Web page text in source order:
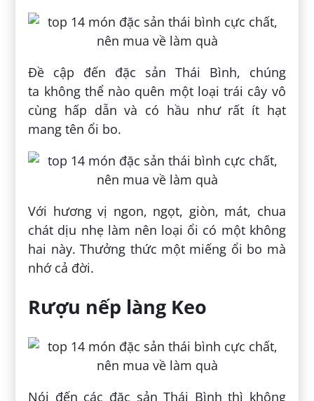
Đề cập đến đặc sản Thái Bình, chúng
ta không thể nào quên một loại trái cây vô
cùng hấp dẫn và có hầu như rất ít hạt
mang tên ổi bo.
Với hương vị ngon, ngọt, giòn, mát, chua
chát dịu nhẹ làm nên loại ổi có một không
hai này. Thưởng thức một miếng ổi bo mà
nhớ cả đời.
Rượu nếp làng Keo
Nói đến các đặc sản Thái Bình thì không